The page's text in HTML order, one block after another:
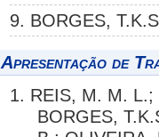
9. BORGES,
Apresentação de
1. REIS, M. M. L.;
BORGES,